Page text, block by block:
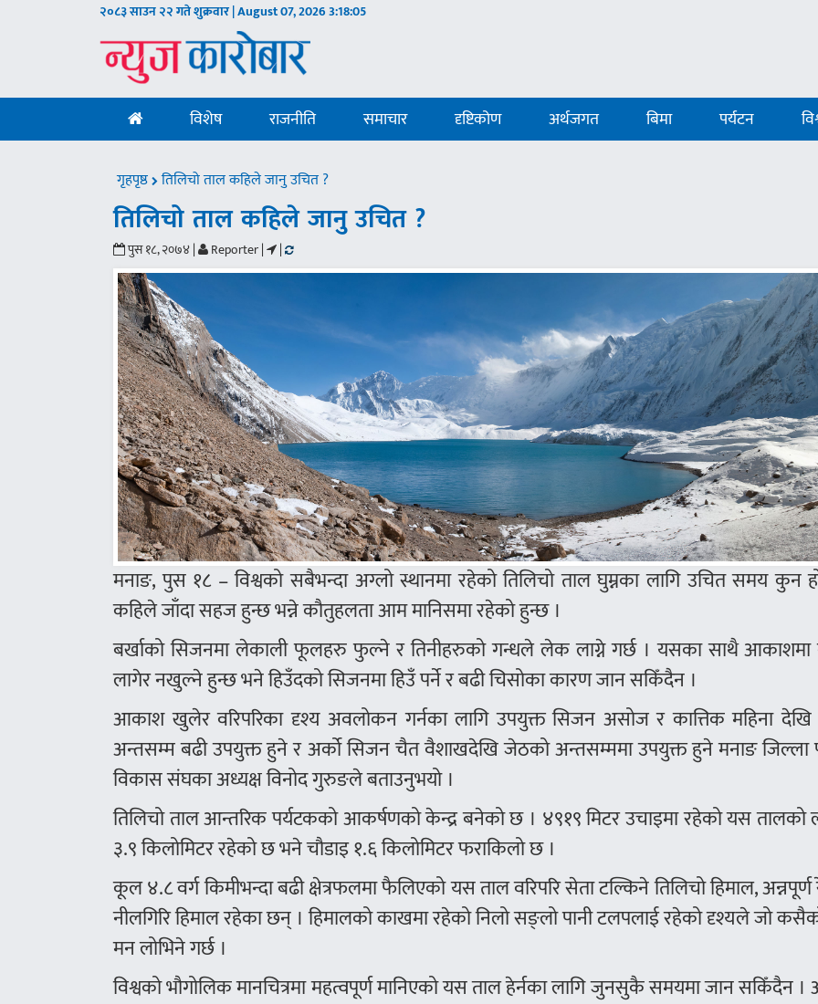
२०८३ साउन २२ गते शुक्रवार | August 07, 20263:18:06
विशेष राजनीति समाचार दृष्टिकोण अर्थजगत बिमा पर्यटन
गृहपृष्ठ तिलिचो ताल कहिले जानु उचित ?
तिलिचो ताल कहिले जानु उचित ?
पुस १८, २०७४ | Reporter | |
मनाङ, पुस १८ – विश्वको सबैभन्दा अग्लो स्थानमा रहेको तिलिचो ताल घुम्नका लागि उचित समय कुन
कहिले जाँदा सहज हुन्छ भन्ने कौतुहलता आम मानिसमा रहेको हुन्छ ।
बर्खाको सिजनमा लेकाली फूलहरु फुल्ने र तिनीहरुको गन्धले लेक लाग्ने गर्छ । यसका साथै आकाशमा
लागेर नखुल्ने हुन्छ भने हिउँदको सिजनमा हिउँ पर्ने र बढी चिसोका कारण जान सकिँदैन ।
आकाश खुलेर वरिपरिका दृश्य अवलोकन गर्नका लागि उपयुक्त सिजन असोज र कात्तिक महिना देखि
अन्तसम्म बढी उपयुक्त हुने र अर्को सिजन चैत वैशाखदेखि जेठको अन्तसम्ममा उपयुक्त हुने मनाङ जिल्ला
विकास संघका अध्यक्ष विनोद गुरुङले बताउनुभयो ।
तिलिचो ताल आन्तरिक पर्यटकको आकर्षणको केन्द्र बनेको छ । ४९१९ मिटर उचाइमा रहेको यस तालको
३.९ किलोमिटर रहेको छ भने चौडाइ १.६ किलोमिटर फराकिलो छ ।
कूल ४.८ वर्ग किमीभन्दा बढी क्षेत्रफलमा फैलिएको यस ताल वरिपरि सेता टल्किने तिलिचो हिमाल, अन्नपूर्ण
नीलगिरि हिमाल रहेका छन् । हिमालको काखमा रहेको निलो सङ्लो पानी टलपलाई रहेको दृश्यले जो
मन लोभिने गर्छ ।
विश्वको भौगोलिक मानचित्रमा महत्वपूर्ण मानिएको यस ताल हेर्नका लागि जुनसुकै समयमा जान सकिँदैन